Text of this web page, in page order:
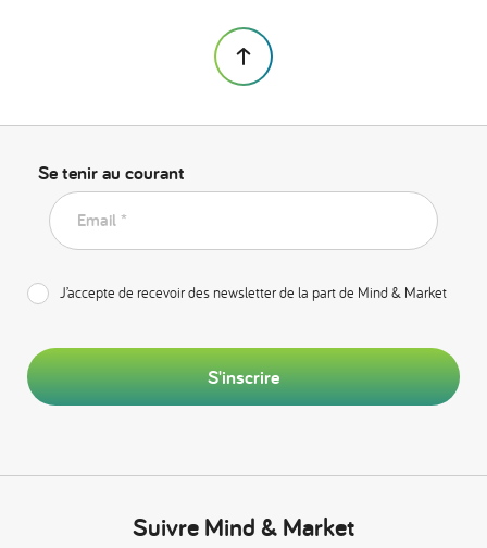
Se tenir au courant
Email *
J’accepte de recevoir des newsletter de la part de Mind & Market
S'inscrire
Suivre Mind & Market